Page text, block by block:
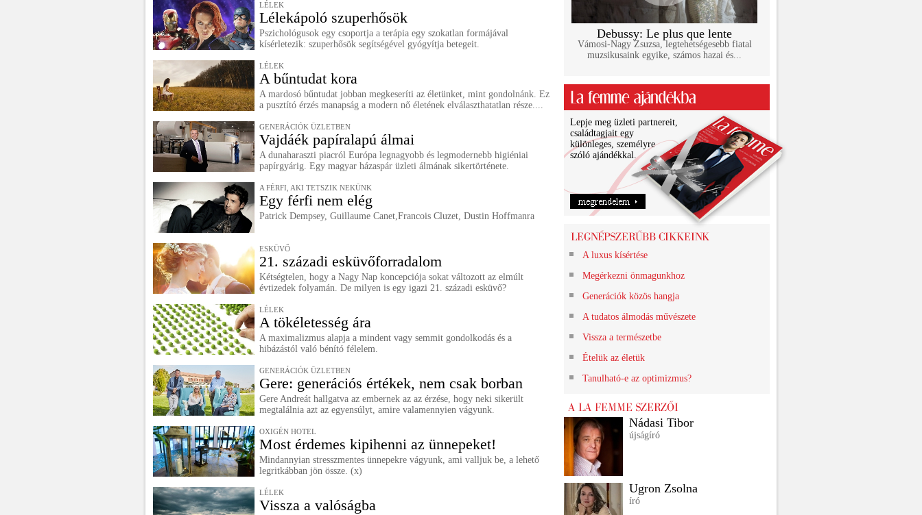
LÉLEK
Lélekápoló szuperhősök
Pszichológusok egy csoportja a terápia egy szokatlan formájával
kísérletezik: szuperhősök segítségével gyógyítja betegeit.
LÉLEK
A bűntudat kora
A mardosó bűntudat jobban megkeseríti az életünket, mint gondolnánk. Ez
a pusztító érzés manapság a modern nő életének elválaszthatatlan része....
GENERÁCIÓK ÜZLETBEN
Vajdáék papíralapú álmai
A dunaharaszti piacról Európa legnagyobb és legmodernebb higiéniai
papírgyárig. Egy magyar házaspár üzleti álmának sikertörténete.
A FÉRFI, AKI TETSZIK NEKÜNK
Egy férfi nem elég
Patrick Dempsey, Guillaume Canet,Francois Cluzet, Dustin Hoffmanra
ESKÜVŐ
21. századi esküvőforradalom
Kétségtelen, hogy a Nagy Nap koncepciója sokat változott az elmúlt
évtizedek folyamán. De milyen is egy igazi 21. századi esküvő?
LÉLEK
A tökéletesség ára
A maximalizmus alapja a mindent vagy semmit gondolkodás és a
hibázástól való bénító félelem.
GENERÁCIÓK ÜZLETBEN
Gere: generációs értékek, nem csak borban
Gere Andreát hallgatva az embernek az az érzése, hogy neki sikerült
megtalálnia azt az egyensúlyt, amire valamennyien vágyunk.
OXIGÉN HOTEL
Most érdemes kipihenni az ünnepeket!
Mindannyian stresszmentes ünnepekre vágyunk, ami valljuk be, a lehető
legritkábban jön össze. (x)
LÉLEK
Vissza a valóságba
Debussy: Le plus que lente
Vámosi-Nagy Zsuzsa, legtehetségesebb fiatal
muzsikusaink egyike, számos hazai és...
Lepje meg üzleti partnereit,
családtagjait egy
különleges, személyre
szóló ajándékkal.
A luxus kísértése
Megérkezni önmagunkhoz
Generációk közös hangja
A tudatos álmodás művészete
Vissza a természetbe
Ételük az életük
Tanulható-e az optimizmus?
Nádasi Tibor
újságíró
Ugron Zsolna
író